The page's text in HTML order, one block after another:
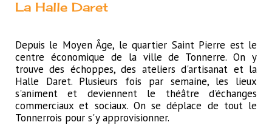
La Halle Daret
Depuis le Moyen Âge, le quartier Saint Pierre est le
centre économique de la ville de Tonnerre. On y
trouve des échoppes, des ateliers d'artisanat et la
Halle Daret. Plusieurs fois par semaine, les lieux
s'animent et deviennent le théâtre d'échanges
commerciaux et sociaux. On se déplace de tout le
Tonnerrois pour s'y approvisionner.